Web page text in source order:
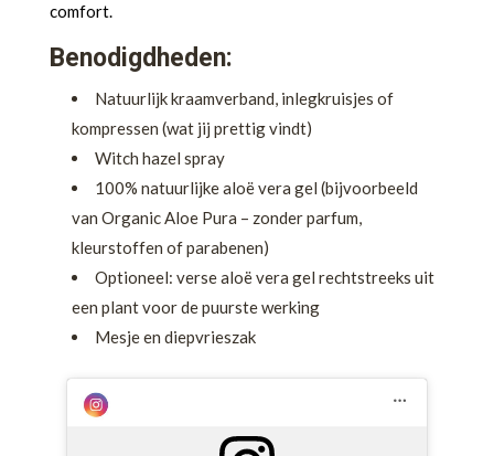
comfort.
Benodigdheden:
Natuurlijk kraamverband, inlegkruisjes of
kompressen (wat jij prettig vindt)
Witch hazel spray
100% natuurlijke aloë vera gel (bijvoorbeeld
van Organic Aloe Pura – zonder parfum,
kleurstoffen of parabenen)
Optioneel: verse aloë vera gel rechtstreeks uit
een plant voor de puurste werking
Mesje en diepvrieszak